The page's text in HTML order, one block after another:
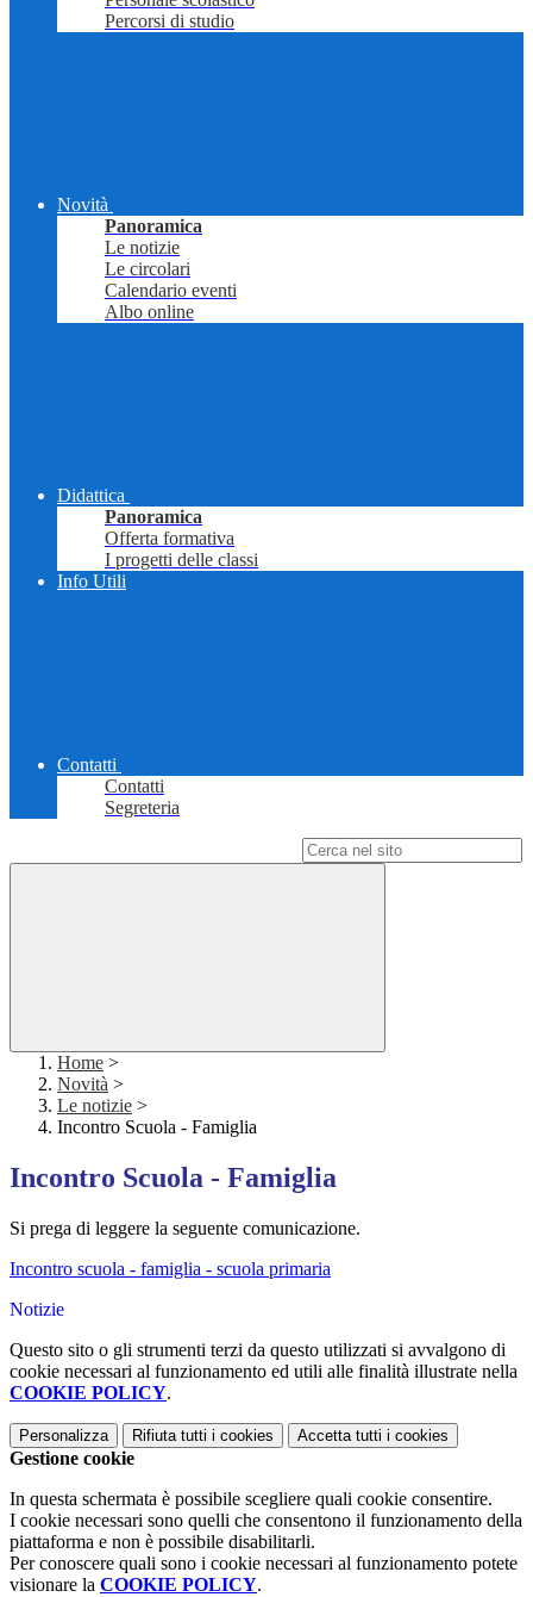
Percorsi di studio
Novità
Panoramica
Le notizie
Le circolari
Calendario eventi
Albo online
Didattica
Panoramica
Offerta formativa
I progetti delle classi
Info Utili
Contatti
Contatti
Segreteria
Home >
Novità >
Le notizie >
Incontro Scuola - Famiglia
Incontro Scuola - Famiglia
Si prega di leggere la seguente comunicazione.
Incontro scuola - famiglia - scuola primaria
Notizie
Questo sito o gli strumenti terzi da questo utilizzati si avvalgono di
cookie necessari al funzionamento ed utili alle finalità illustrate nella
COOKIE POLICY.
Personalizza Rifiuta tutti i cookies Accetta tutti i cookies
Gestione cookie
In questa schermata è possibile scegliere quali cookie consentire.
I cookie necessari sono quelli che consentono il funzionamento della
piattaforma e non è possibile disabilitarli.
Per conoscere quali sono i cookie necessari al funzionamento potete
visionare la COOKIE POLICY.